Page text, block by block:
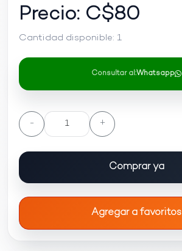
Precio: C$80
Cantidad disponible: 1
Consultar al:Whatsapp
- +
Comprar ya
Agregar a favoritos